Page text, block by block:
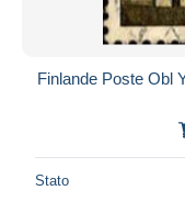
Finlande Poste Obl
Stato